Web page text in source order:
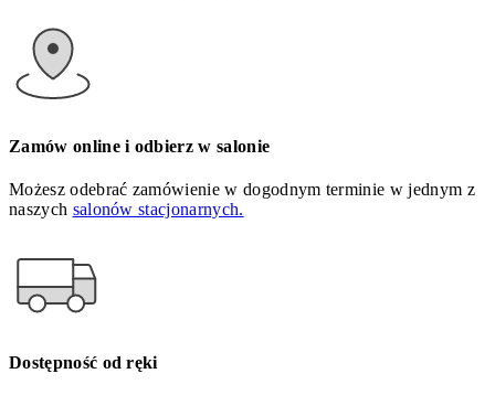
Zamów online i odbierz w salonie
Możesz odebrać zamówienie w dogodnym terminie w jednym z
naszych salonów stacjonarnych.
Dostępność od ręki